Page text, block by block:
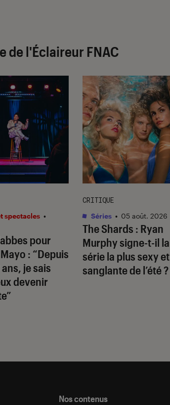
de l'Éclaireur FNAC
pour
: “Depuis
ans, je sais
devenir
spectacles •
The Shards : Ryan
Murphy signe-t-il la
série la plus sexy et
sanglante de l’été ?
CRITIQUE
Séries • 05 août. 2026
Nos contenus